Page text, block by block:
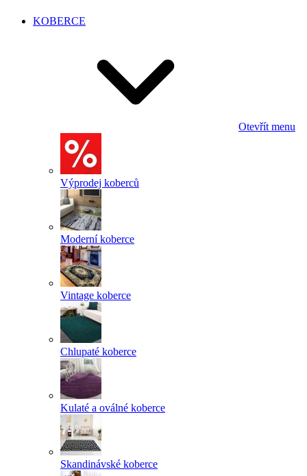
KOBERCE
Otevřít menu
Výprodej koberců
Moderní koberce
Vintage koberce
Chlupaté koberce
Kulaté a oválné koberce
Skandinávské koberce